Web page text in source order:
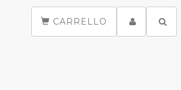
CARRELLO